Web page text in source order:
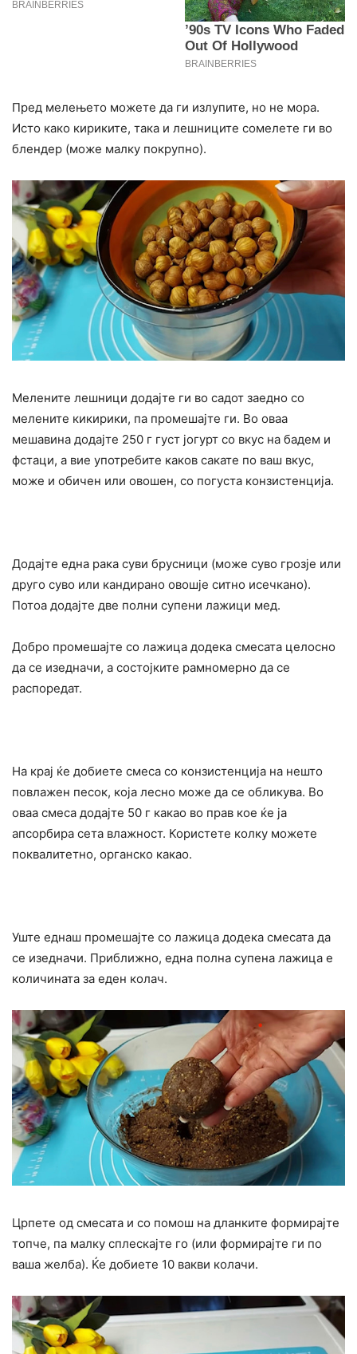
Пред мелењето можете да ги излупите, но не мора.
Исто како кириките, така и лешниците сомелете ги во
блендер (може малку покрупно).
Мелените лешници додајте ги во садот заедно со
мелените кикирики, па промешајте ги. Во оваа
мешавина додајте 250 г густ јогурт со вкус на бадем и
фстаци, а вие употребите каков сакате по ваш вкус,
може и обичен или овошен, со погуста конзистенција.
Додајте една рака суви брусници (може суво грозје или
друго суво или кандирано овошје ситно исечкано).
Потоа додајте две полни супени лажици мед.
Добро промешајте со лажица додека смесата целосно
да се изедначи, а состојките рамномерно да се
распоредат.
На крај ќе добиете смеса со конзистенција на нешто
повлажен песок, која лесно може да се обликува. Во
оваа смеса додајте 50 г какао во прав кое ќе ја
апcopбира сета влажност. Користете колку можете
поквалитетно, органско какао.
Уште еднаш промешајте со лажица додека смесата да
се изедначи. Приближно, една полна супена лажица е
количината за еден колач.
Црпете од смесата и со помош на дланките формирајте
топче, па малку сплескајте го (или формирајте ги по
ваша желба). Ќе добиете 10 вакви колачи.